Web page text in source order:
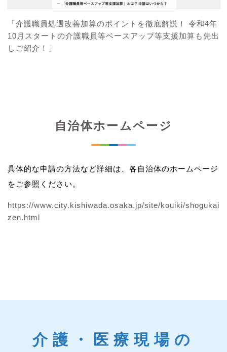
「介護職員処遇改善加算のポイントを徹底解説！ 令和4年
10月スタートの介護職員等ベースアップ等支援加算も先出
しご紹介！」
自治体ホームページ
具体的な申請の方法など詳細は、各自治体のホームページ
をご参照ください。
https://www.city.kishiwada.osaka.jp/site/kouiki/shogukai
zen.html
介護・医療現場の